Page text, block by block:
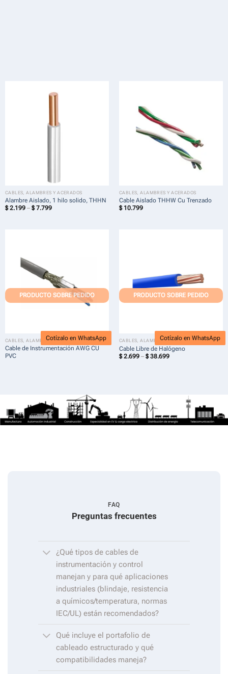
CABLES, ALAMBRES Y ACERADOS
Alambre Aislado, 1 hilo solido, THHN
$2.199 – $7.799Price
CABLES, ALAMBRES Y ACERADOS
Cable Aislado THHW Cu Trenzado
$10.799
Cotízalo en WhatsApp
CABLES, ALAMBRES Y ACERADOS
Cable de Instrumentación AWG CU
PVC
Cotízalo en WhatsApp
CABLES, ALAMBRES Y ACERADOS
Cable Libre de Halógeno
$2.699 – $38.699Price
FAQ
Preguntas frecuentes
¿Qué tipos de cables de
instrumentación y control
manejan y para qué aplicaciones
industriales (blindaje, resistencia
a químicos/temperatura, normas
IEC/UL) están recomendados?
Qué incluye el portafolio de
cableado estructurado y qué
compatibilidades maneja?